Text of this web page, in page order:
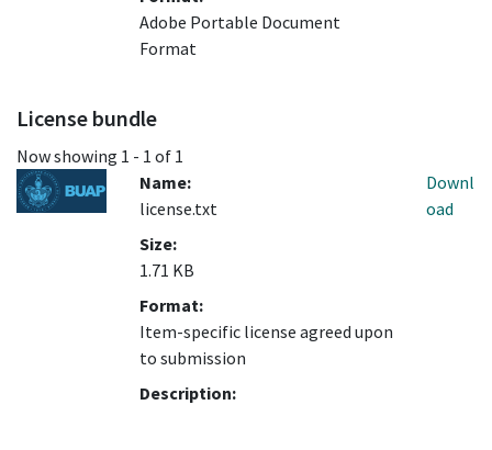
Adobe Portable Document
Format
License bundle
Now showing 1 - 1 of 1
Name:
license.txt
Size:
1.71 KB
Format:
Item-specific license agreed upon
to submission
Description:
Downl
oad